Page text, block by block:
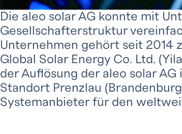
Die aleo solar AG konnte mit
Gesellschafterstruktur
Unternehmen gehört seit 2014
Global Solar Energy Co. Ltd.
der Auflösung der aleo solar
Standort Prenzlau
Systemanbieter für den